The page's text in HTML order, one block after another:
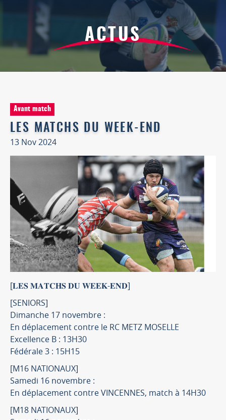
ACTUS
Avant match
LES MATCHS DU WEEK-END
13 Nov 2024
[𝐋𝐄𝐒 𝐌𝐀𝐓𝐂𝐇𝐒 𝐃𝐔 𝐖𝐄𝐄𝐊-𝐄𝐍𝐃]
[SENIORS]
Dimanche 17 novembre :
En déplacement contre le RC METZ MOSELLE
Excellence B : 13H30
Fédérale 3 : 15H15
[M16 NATIONAUX]
Samedi 16 novembre :
En déplacement contre VINCENNES, match à 14H30
[M18 NATIONAUX]